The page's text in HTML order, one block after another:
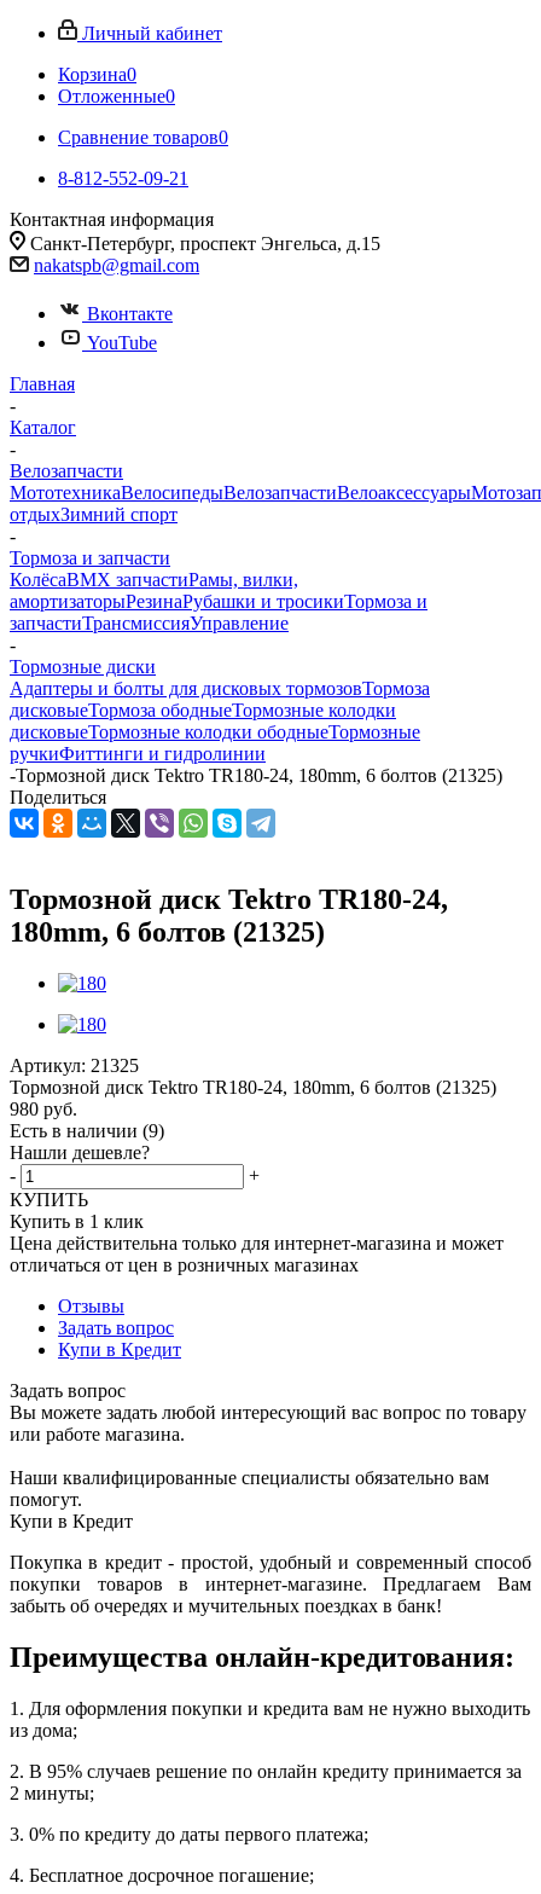
Личный кабинет
Корзина0
Отложенные0
Сравнение товаров0
8-812-552-09-21
Контактная информация
Санкт-Петербург, проспект Энгельса, д.15
nakatspb@gmail.com
Вконтакте
YouTube
Главная
-
Каталог
-
Велозапчасти
МототехникаВелосипедыВелозапчастиВелоаксессуары
отдыхЗимний спорт
-
Тормоза и запчасти
КолёсаBMX запчастиРамы, вилки,
амортизаторыРезинаРубашки и тросикиТормоза и
запчастиТрансмиссияУправление
-
Тормозные диски
Адаптеры и болты для дисковых тормозовТормоза
дисковыеТормоза ободныеТормозные колодки
дисковыеТормозные колодки ободныеТормозные
ручкиФиттинги и гидролинии
-Тормозной диск Tektro TR180-24, 180mm, 6 болтов (21325)
Поделиться
Тормозной диск Tektro TR180-24,
180mm, 6 болтов (21325)
Артикул: 21325
Тормозной диск Tektro TR180-24, 180mm, 6 болтов (21325)
980 руб.
Есть в наличии (9)
Нашли дешевле?
-
+
КУПИТЬ
Купить в 1 клик
Цена действительна только для интернет-магазина и может
отличаться от цен в розничных магазинах
Отзывы
Задать вопрос
Купи в Кредит
Задать вопрос
Вы можете задать любой интересующий вас вопрос по товару
или работе магазина.
Наши квалифицированные специалисты обязательно вам
помогут.
Купи в Кредит
Покупка в кредит - простой, удобный и современный способ
покупки товаров в интернет-магазине. Предлагаем Вам
забыть об очередях и мучительных поездках в банк!
Преимущества онлайн-кредитования:
1. Для оформления покупки и кредита вам не нужно выходить
из дома;
2. В 95% случаев решение по онлайн кредиту принимается за
2 минуты;
3. 0% по кредиту до даты первого платежа;
4. Бесплатное досрочное погашение;